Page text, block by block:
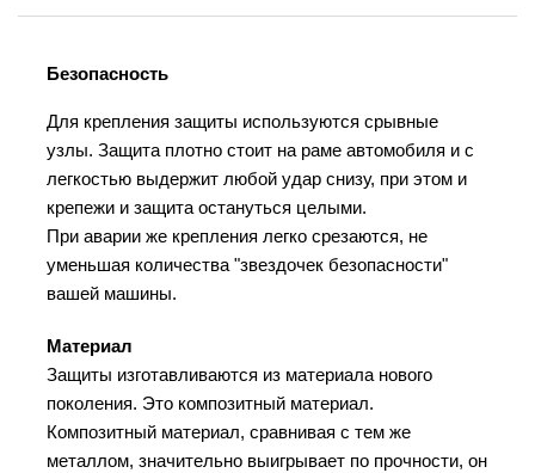
Безопасность
Для крепления защиты используются срывные
узлы. Защита плотно стоит на раме автомобиля и с
легкостью выдержит любой удар снизу, при этом и
крепежи и защита остануться целыми.
При аварии же крепления легко срезаются, не
уменьшая количества "звездочек безопасности"
вашей машины.
Материал
Защиты изготавливаются из материала нового
поколения. Это композитный материал.
Композитный материал, сравнивая с тем же
металлом, значительно выигрывает по прочности, он